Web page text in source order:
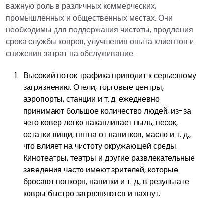
важную роль в различных коммерческих,
промышленных и общественных местах. Они
необходимы для поддержания чистоты, продления
срока службы ковров, улучшения опыта клиентов и
снижения затрат на обслуживание.
Высокий поток трафика приводит к серьезному
загрязнению. Отели, торговые центры,
аэропорты, станции и т. д. ежедневно
принимают большое количество людей, из-за
чего ковер легко накапливает пыль, песок,
остатки пищи, пятна от напитков, масло и т. д.,
что влияет на чистоту окружающей среды.
Кинотеатры, театры и другие развлекательные
заведения часто имеют зрителей, которые
бросают попкорн, напитки и т. д., в результате
ковры быстро загрязняются и пахнут.